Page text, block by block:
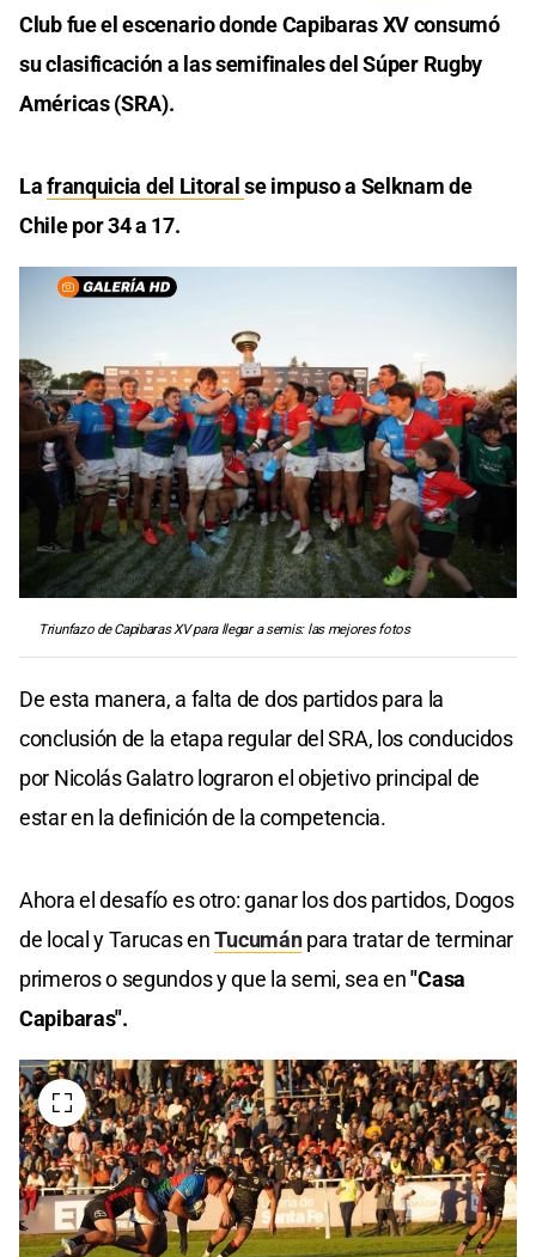
Club fue el escenario donde Capibaras XV consumó
su clasificación a las semifinales del Súper Rugby
Américas (SRA).
Lafranquicia del Litoralse impuso a Selknam de
Chile por 34 a 17.
Triunfazo de Capibaras XV para llegar a semis: las mejores fotos
De esta manera, a falta de dos partidos para la
conclusión de la etapa regular del SRA, los conducidos
por Nicolás Galatro lograron el objetivo principal de
estar en la definición de la competencia.
Ahora el desafío es otro: ganar los dos partidos, Dogos
de local y Tarucas enTucumánpara tratar de terminar
primeros o segundos y que la semi, sea en"Casa
Capibaras".